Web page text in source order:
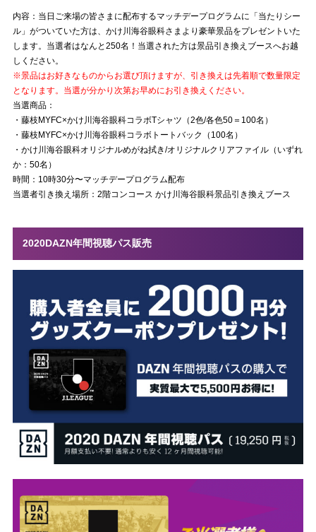
内容：当日ご来場の皆さまに配布するマッチデープログラムに「当たりシー
ル」がついていた方は、かけ川海谷眼科さまより豪華景品をプレゼントいた
します。当選者はなんと250名！当選された方は景品引き換えブースへお越
しください。
※景品はお好きなものからお選び頂けますが、引き換えは先着順で数量限定
となります。当選が分かり次第お早めにお引き換えください。
当選商品：
・藤枝MYFC×かけ川海谷眼科コラボTシャツ（2色/各色50＝100名）
・藤枝MYFC×かけ川海谷眼科コラボトートバック（100名）
・かけ川海谷眼科オリジナルめがね拭き/オリジナルクリアファイル（いずれ
か：50名）
時間：10時30分〜マッチデープログラム配布
当選者引き換え場所：2階コンコース かけ川海谷眼科景品引き換えブース
2020DAZN年間視聴パス販売